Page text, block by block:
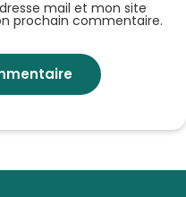
mail et mon site
prochain commentaire.